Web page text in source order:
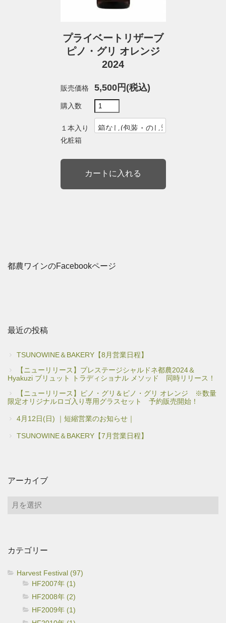
プライベートリザーブ
ピノ・グリ オレンジ
2024
販売価格 5,500円(税込)
購入数
１本入り
化粧箱
都農ワインのFacebookページ
最近の投稿
TSUNOWINE＆BAKERY【8月営業日程】
【ニューリリース】プレステージシャルドネ都農2024＆
Hyakuzi ブリュット トラディショナル メソッド 同時リリース！
【ニューリリース】ピノ・グリ＆ピノ・グリ オレンジ ※数量
限定オリジナルロゴ入り専用グラスセット 予約販売開始！
4月12日(日) ｜短縮営業のお知らせ｜
TSUNOWINE＆BAKERY【7月営業日程】
アーカイブ
ア
ブ
カテゴリー
Harvest Festival (97)
HF2007年 (1)
HF2008年 (2)
HF2009年 (1)